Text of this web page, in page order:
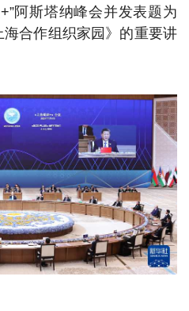
阿斯塔纳峰会并发表题为
海合作组织家园》的重要讲